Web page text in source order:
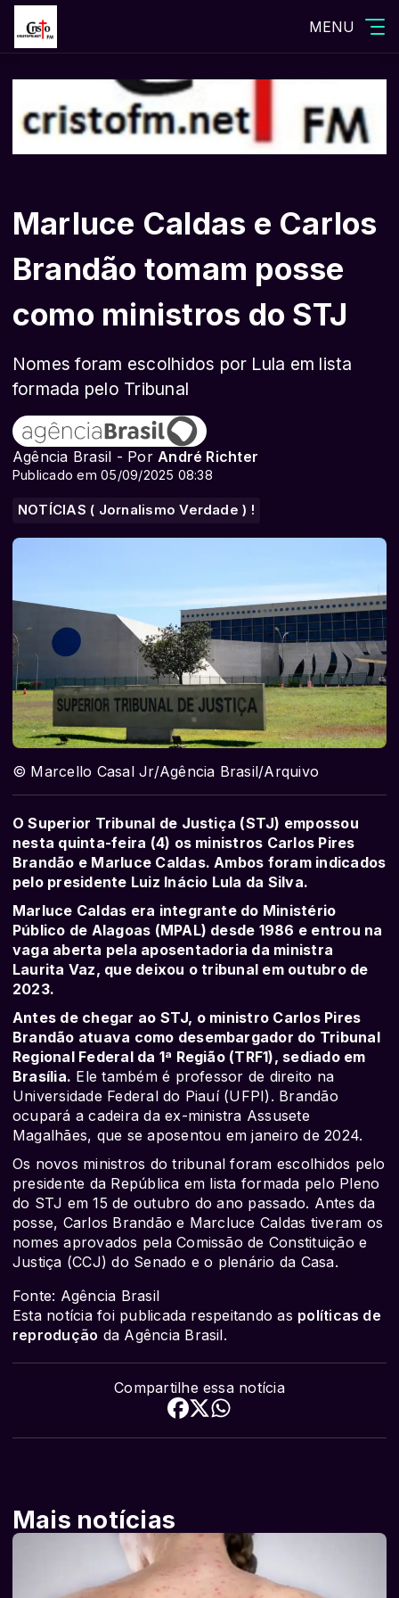
MENU
Marluce Caldas e Carlos
Brandão tomam posse
como ministros do STJ
Nomes foram escolhidos por Lula em lista
formada pelo Tribunal
Agência Brasil - PorAndré Richter
Publicado em 05/09/2025 08:38
NOTÍCIAS ( Jornalismo Verdade ) !
© Marcello Casal Jr/Agência Brasil/Arquivo
O Superior Tribunal de Justiça (STJ) empossou
nesta quinta-feira (4) os ministros Carlos Pires
Brandão e Marluce Caldas. Ambos foram indicados
pelo presidente Luiz Inácio Lula da Silva.
Marluce Caldas era integrante do Ministério
Público de Alagoas (MPAL) desde 1986 e entrou na
vaga aberta pela aposentadoria da ministra
Laurita Vaz, que deixou o tribunal em outubro de
2023.
Antes de chegar ao STJ, o ministro Carlos Pires
Brandão atuava como desembargador do Tribunal
Regional Federal da 1ª Região (TRF1), sediado em
Brasília. Ele também é professor de direito na
Universidade Federal do Piauí (UFPI). Brandão
ocupará a cadeira da ex-ministra Assusete
Magalhães, que se aposentou em janeiro de 2024.
Os novos ministros do tribunal foram escolhidos pelo
presidente da República em lista formada pelo Pleno
do STJ em 15 de outubro do ano passado. Antes da
posse, Carlos Brandão e Marcluce Caldas tiveram os
nomes aprovados pela Comissão de Constituição e
Justiça (CCJ) do Senado e o plenário da Casa.
Fonte: Agência Brasil
Esta notícia foi publicada respeitando as políticas de
reprodução da Agência Brasil.
Compartilhe essa notícia
Mais notícias